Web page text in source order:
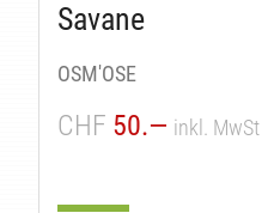
Savane
OSM'OSE
CHF 50.— inkl. MwSt